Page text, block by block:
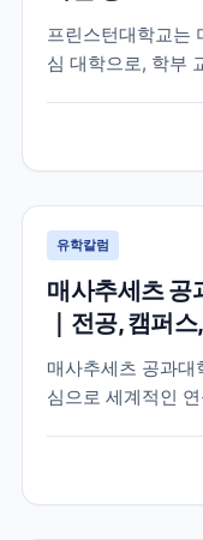
프린스턴대학교는
심 대학으로, 학부
유학칼럼
매사추세츠
｜전공, 캠퍼
매사추세츠 공과
심으로 세계적인